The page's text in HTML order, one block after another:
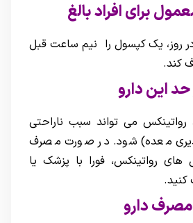
برای افراد بالغ
3 تا 4 بار در روز، یک کپسول را نیم ساعت قبل
کند.
این دارو
می تواند سبب ناراحتی
معده) شود. در صورت مصرف
رواتینکس، فورا با پزشک یا
دارو